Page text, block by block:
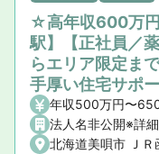
☆高年収600万
駅】【正社員／
らエリア限定ま
手厚い住宅サポ
法人名非公開※詳
北海道美唄市 Ｊ